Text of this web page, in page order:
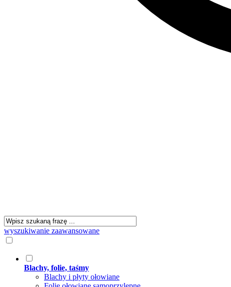
wyszukiwanie zaawansowane
Blachy, folie, taśmy
Blachy i płyty ołowiane